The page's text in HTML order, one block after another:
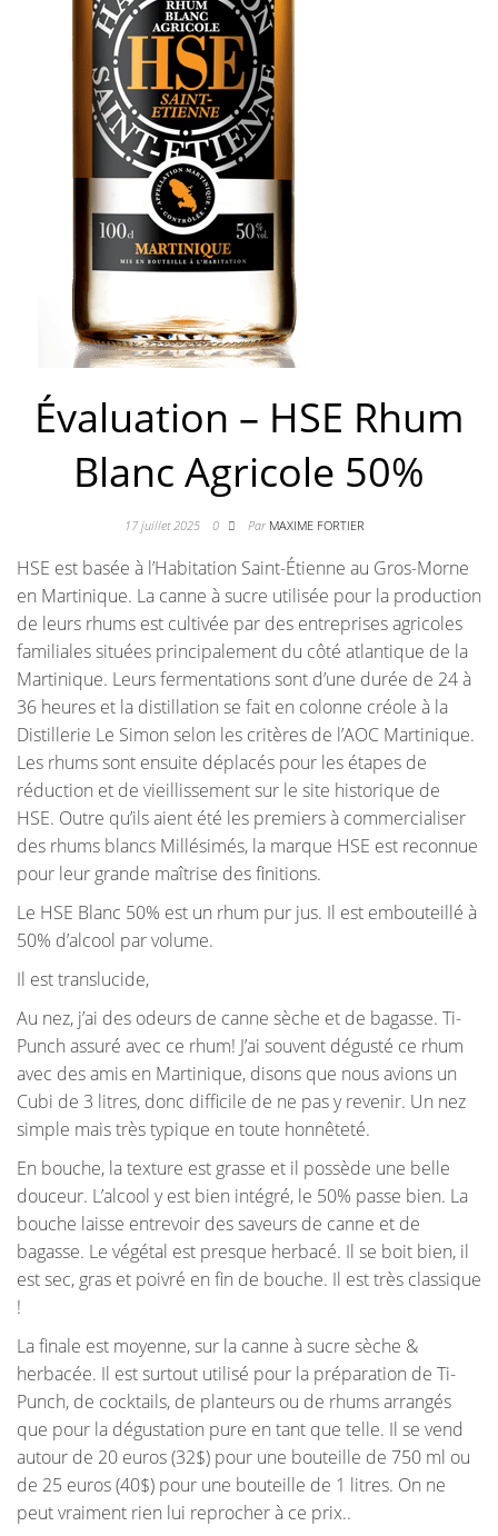
Évaluation – HSE Rhum
Blanc Agricole 50%
17 juillet 2025 0 Par MAXIME FORTIER
HSE est basée à l’Habitation Saint-Étienne au Gros-Morne
en Martinique. La canne à sucre utilisée pour la production
de leurs rhums est cultivée par des entreprises agricoles
familialessituées principalement du côté atlantique de la
Martinique. Leurs fermentations sont d’une durée de 24 à
36 heures et la distillation se fait en colonne créole à la
Distillerie Le Simon selon les critères de l’AOC Martinique.
Les rhums sont ensuite déplacés pour les étapes de
réduction et de vieillissement sur le site historique de
HSE. Outre qu’ils aient été les premiers à commercialiser
des rhums blancs Millésimés, la marque HSE est reconnue
pour leur grande maîtrise des finitions.
Le HSE Blanc 50% est un rhum pur jus. Il est embouteillé à
50% d’alcool par volume.
Il est translucide,
Au nez, j’ai des odeurs de canne sèche et de bagasse. Ti-
Punch assuré avec ce rhum! J’ai souvent dégusté ce rhum
avec des amis en Martinique, disons que nous avions un
Cubi de 3 litres, donc difficile de ne pas y revenir. Un nez
simple mais très typique en toute honnêteté.
En bouche, la texture est grasse et il possède une belle
douceur. L’alcool y est bien intégré, le 50% passe bien. La
bouche laisse entrevoir des saveurs de canne et de
bagasse. Le végétal est presque herbacé. Il se boit bien, il
est sec, gras et poivré en fin de bouche. Il est très classique
!
La finale est moyenne, sur la canne à sucre sèche &
herbacée. Il est surtout utilisé pour la préparation de Ti-
Punch, de cocktails, de planteurs ou de rhums arrangés
que pour la dégustation pure en tant que telle. Il se vend
autour de 20 euros (32$) pour une bouteille de 750 ml ou
de 25 euros (40$) pour une bouteille de 1 litres. On ne
peut vraiment rien lui reprocher à ce prix..